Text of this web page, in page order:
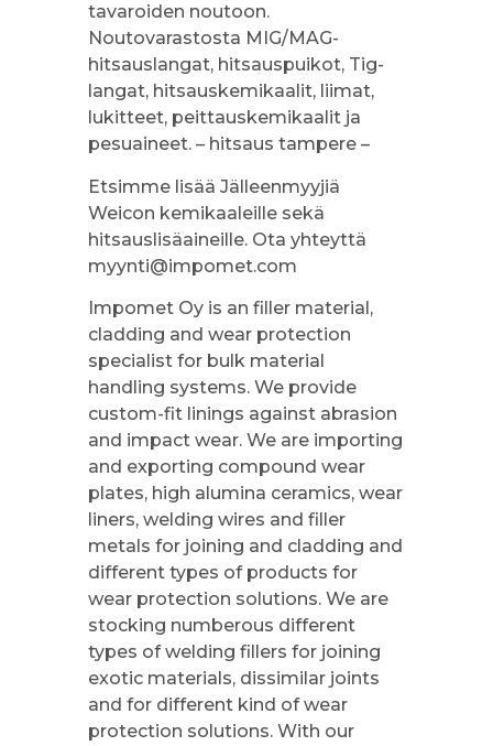
tavaroiden noutoon.
Noutovarastosta MIG/MAG-
hitsauslangat, hitsauspuikot, Tig-
langat, hitsauskemikaalit, liimat,
lukitteet, peittauskemikaalit ja
pesuaineet. – hitsaus tampere –
Etsimme lisää Jälleenmyyjiä
Weicon kemikaaleille sekä
hitsauslisäaineille. Ota yhteyttä
myynti@impomet.com
Impomet Oy is an filler material,
cladding and wear protection
specialist for bulk material
handling systems. We provide
custom-fit linings against abrasion
and impact wear. We are importing
and exporting compound wear
plates, high alumina ceramics, wear
liners, welding wires and filler
metals for joining and cladding and
different types of products for
wear protection solutions. We are
stocking numberous different
types of welding fillers for joining
exotic materials, dissimilar joints
and for different kind of wear
protection solutions. With our